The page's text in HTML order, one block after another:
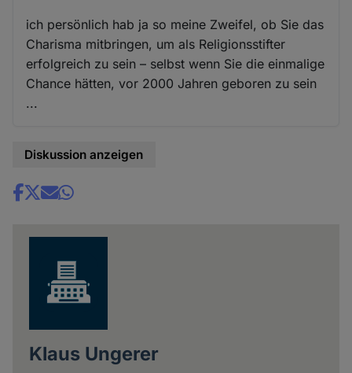
ich persönlich hab ja so meine Zweifel, ob Sie das
Charisma mitbringen, um als Religionsstifter
erfolgreich zu sein – selbst wenn Sie die einmalige
Chance hätten, vor 2000 Jahren geboren zu sein
...
Diskussion anzeigen
Share
Klaus Ungerer